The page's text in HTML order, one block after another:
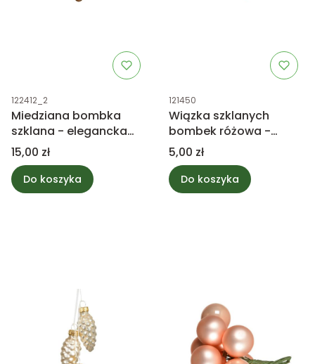
Kod produktu
122412_2
Miedziana bombka
szklana - elegancka
ozdoba choinkowa
Cena
15,00 zł
Do koszyka
Kod produktu
121450
Wiązka szklanych
bombek różowa -
szyszka
Cena
5,00 zł
Do koszyka